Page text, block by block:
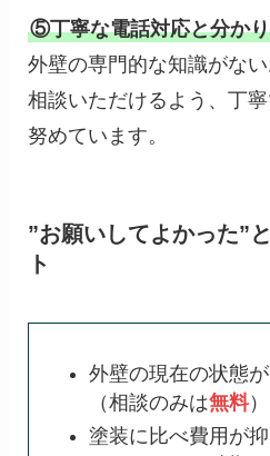
⑤丁寧な電話対応と分か
外壁の専門的な知識がな
相談いただけるよう、丁
努めています。
”お願いしてよかった”
ト
外壁の現在の状態
（相談のみは無料）
塗装に比べ費用が